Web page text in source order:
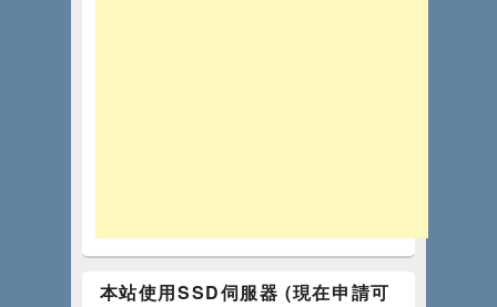
本站使用SSD伺服器 (現在申請可